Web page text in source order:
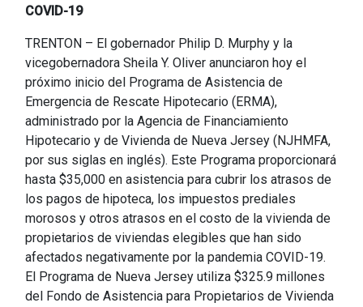
COVID-19
TRENTON – El gobernador Philip D. Murphy y la
vicegobernadora Sheila Y. Oliver anunciaron hoy el
próximo inicio del Programa de Asistencia de
Emergencia de Rescate Hipotecario (ERMA),
administrado por la Agencia de Financiamiento
Hipotecario y de Vivienda de Nueva Jersey (NJHMFA,
por sus siglas en inglés). Este Programa proporcionará
hasta $35,000 en asistencia para cubrir los atrasos de
los pagos de hipoteca, los impuestos prediales
morosos y otros atrasos en el costo de la vivienda de
propietarios de viviendas elegibles que han sido
afectados negativamente por la pandemia COVID-19.
El Programa de Nueva Jersey utiliza $325.9 millones
del Fondo de Asistencia para Propietarios de Vivienda